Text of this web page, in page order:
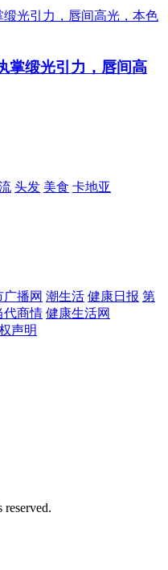
掌缎光引力，唇间高
头发 美食 卡地亚
广播网 潮生活 健康日报 第
代商情 健康生活网
声明